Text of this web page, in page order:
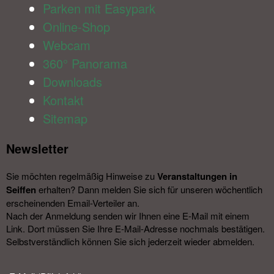
Parken mit Easypark
Online-Shop
Webcam
360° Panorama
Downloads
Kontakt
Sitemap
Newsletter​
Sie möchten regelmäßig Hinweise zu Veranstal­tungen in
Seiffen erhalten? Dann melden Sie sich für unseren wöchentlich
erscheinenden Email-Verteiler an.
Nach der Anmeldung senden wir Ihnen eine E-Mail mit einem
Link. Dort müssen Sie Ihre E-Mail-Adresse nochmals bestätigen.
Selbstverständlich können Sie sich jederzeit wieder abmelden.​